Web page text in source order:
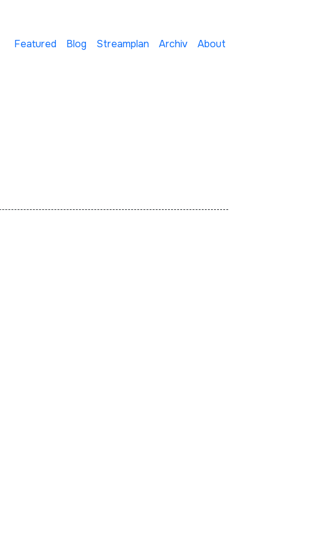
Featured Blog Streamplan Archiv About